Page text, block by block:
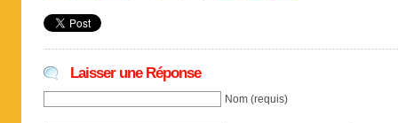
Laisser une Réponse
Nom (requis)